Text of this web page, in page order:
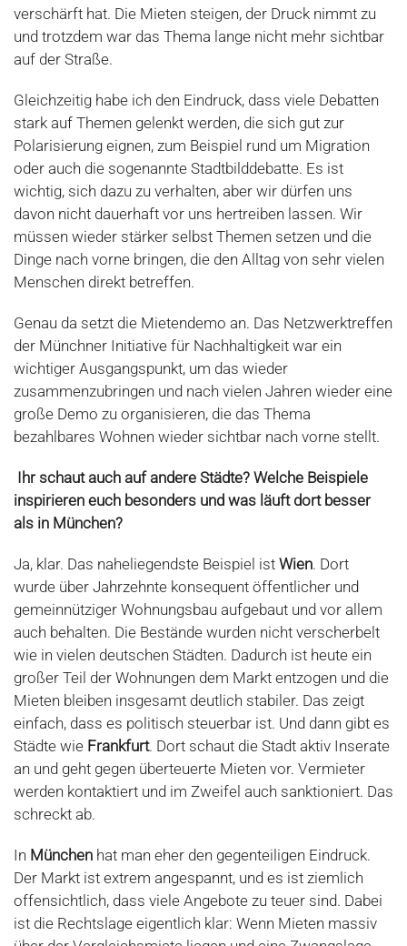
verschärft hat. Die Mieten steigen, der Druck nimmt zu
und trotzdem war das Thema lange nicht mehr sichtbar
auf der Straße.
Gleichzeitig habe ich den Eindruck, dass viele Debatten
stark auf Themen gelenkt werden, die sich gut zur
Polarisierung eignen, zum Beispiel rund um Migration
oder auch die sogenannte Stadtbilddebatte. Es ist
wichtig, sich dazu zu verhalten, aber wir dürfen uns
davon nicht dauerhaft vor uns hertreiben lassen. Wir
müssen wieder stärker selbst Themen setzen und die
Dinge nach vorne bringen, die den Alltag von sehr vielen
Menschen direkt betreffen.
Genau da setzt die Mietendemo an. Das Netzwerktreffen
der Münchner Initiative für Nachhaltigkeit war ein
wichtiger Ausgangspunkt, um das wieder
zusammenzubringen und nach vielen Jahren wieder eine
große Demo zu organisieren, die das Thema
bezahlbares Wohnen wieder sichtbar nach vorne stellt.
Ihr schaut auch auf andere Städte? Welche Beispiele
inspirieren euch besonders und was läuft dort besser
als in München?
Ja, klar. Das naheliegendste Beispiel ist Wien. Dort
wurde über Jahrzehnte konsequent öffentlicher und
gemeinnütziger Wohnungsbau aufgebaut und vor allem
auch behalten. Die Bestände wurden nicht verscherbelt
wie in vielen deutschen Städten. Dadurch ist heute ein
großer Teil der Wohnungen dem Markt entzogen und die
Mieten bleiben insgesamt deutlich stabiler. Das zeigt
einfach, dass es politisch steuerbar ist. Und dann gibt es
Städte wie Frankfurt. Dort schaut die Stadt aktiv Inserate
an und geht gegen überteuerte Mieten vor. Vermieter
werden kontaktiert und im Zweifel auch sanktioniert. Das
schreckt ab.
In München hat man eher den gegenteiligen Eindruck.
Der Markt ist extrem angespannt, und es ist ziemlich
offensichtlich, dass viele Angebote zu teuer sind. Dabei
ist die Rechtslage eigentlich klar: Wenn Mieten massiv